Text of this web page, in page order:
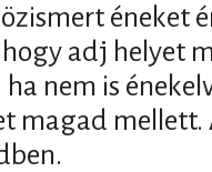
éneket
adj helyet
ha nem is
magad